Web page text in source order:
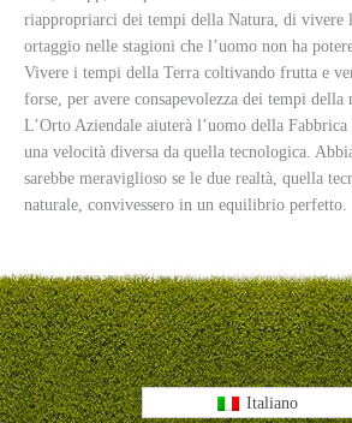
riappropriarci dei tempi della Natura, di vivere
ortaggio nelle stagioni che l’uomo non ha
Vivere i tempi della Terra coltivando frutta e
forse, per avere consapevolezza dei tempi della
L’Orto Aziendale aiuterà l’uomo della
una velocità diversa da quella tecnologica.
sarebbe meraviglioso se le due realtà, quella
naturale, convivessero in un equilibrio perfetto.
Italiano